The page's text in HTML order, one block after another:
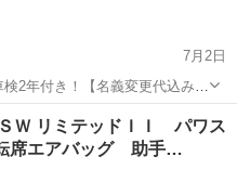
7月2日
2年付き！【名義変更代込み】
ナビ付き☆走行中DVD見
付き☆便利な電動スライドド
い得
Ｗ リミテッドＩＩ パワス
エアバッグ 助手…